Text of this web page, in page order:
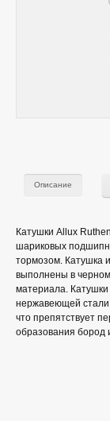
Описание
Катушки Allux
шариковых
тормозом. Катушка
выполнены в черном
материала.
нержавеющей стали
что препятствует
образования бород